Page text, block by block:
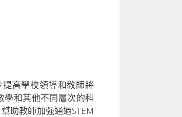
高學校領導和教師將
學和其他不同層次的科
助教師加强通過STEM